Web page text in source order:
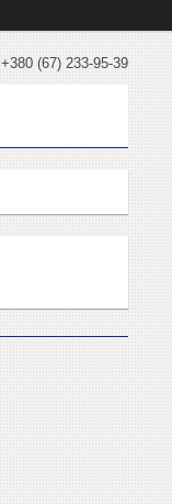
+380 (67) 233-95-39